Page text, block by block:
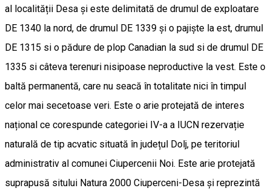
al localității Desa și este delimitată de drumul de exploatare
DE 1340 la nord, de drumul DE 1339 și o pajiște la est, drumul
DE 1315 si o pădure de plop Canadian la sud si de drumul DE
1335 si câteva terenuri nisipoase neproductive la vest. Este o
baltă permanentă, care nu seacă în totalitate nici în timpul
celor mai secetoase veri. Este o arie protejată de interes
național ce corespunde categoriei IV-a a IUCN rezervație
naturală de tip acvatic situată în județul Dolj, pe teritoriul
administrativ al comunei Ciupercenii Noi. Este arie protejată
suprapusă sitului Natura 2000 Ciuperceni-Desa și reprezintă